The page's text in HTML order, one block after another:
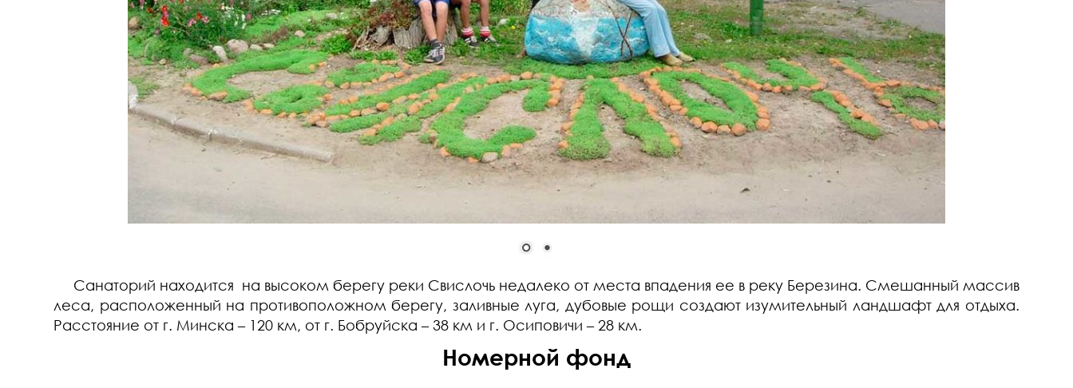
Санаторий находится на высоком берегу реки Свислочь недалеко от места впадения ее в реку Березина. Смешанный массив
леса, расположенный на противоположном берегу, заливные луга, дубовые рощи создают изумительный ландшафт для отдыха.
Расстояние от г. Минска – 120 км, от г. Бобруйска – 38 км и г. Осиповичи – 28 км.
Номерной фонд